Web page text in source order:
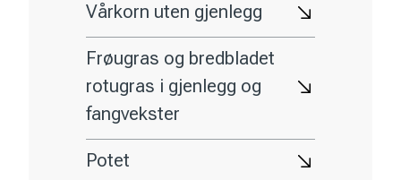
Vårkorn uten gjenlegg
Frøugras og bredbladet
rotugras i gjenlegg og
fangvekster
Potet